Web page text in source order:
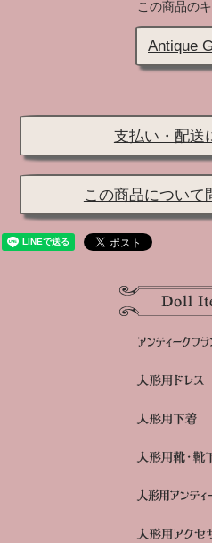
この商品の
Antique
支払い・配送
この商品について